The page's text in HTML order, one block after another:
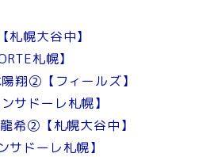
幌大谷中】
札幌】
②【フィールズ】
サドーレ札幌】
②【札幌大谷中】
ドーレ札幌】